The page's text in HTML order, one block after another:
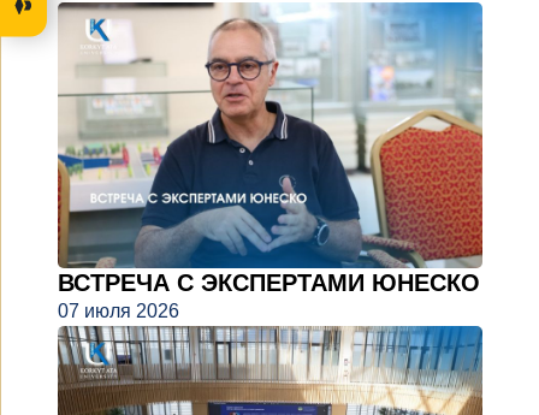
ВСТРЕЧА С ЭКСПЕРТАМИ ЮНЕСКО
07 июля 2026